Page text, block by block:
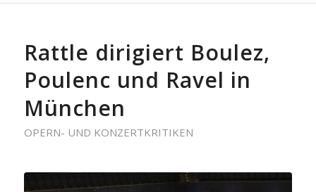
Rattle dirigiert Boulez,
Poulenc und Ravel in
München
OPERN- UND KONZERTKRITIKEN